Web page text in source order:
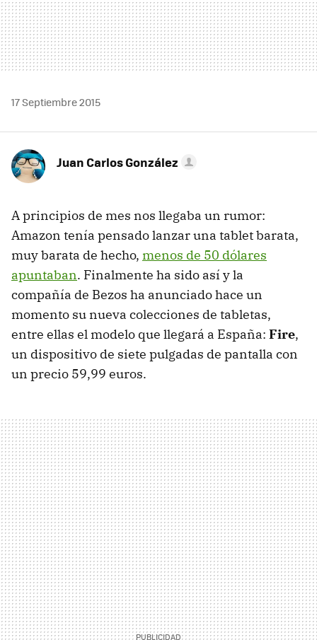
17 Septiembre 2015
Juan Carlos González
A principios de mes nos llegaba un rumor:
Amazon tenía pensado lanzar una tablet barata,
muy barata de hecho, menos de 50 dólares
apuntaban. Finalmente ha sido así y la
compañía de Bezos ha anunciado hace un
momento su nueva colecciones de tabletas,
entre ellas el modelo que llegará a España: Fire,
un dispositivo de siete pulgadas de pantalla con
un precio 59,99 euros.